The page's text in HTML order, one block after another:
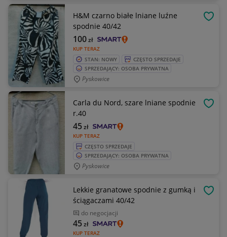
H&M czarno białe lniane luźne
spodnie 40/42
KUP TERAZ
100zł
STAN: NOWY
CZĘSTO SPRZEDAJE
SPRZEDAJĄCY: OSOBA PRYWATNA
Pyskowice
Carla du Nord, szare lniane spodnie
r.40
KUP TERAZ
45zł
CZĘSTO SPRZEDAJE
SPRZEDAJĄCY: OSOBA PRYWATNA
Pyskowice
Lekkie granatowe spodnie z gumką i
ściągaczami 40/42
do negocjacji
KUP TERAZ
45zł